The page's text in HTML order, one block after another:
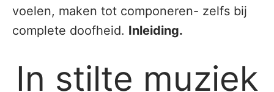
voelen, maken tot componeren- zelfs bij
complete doofheid. Inleiding.
In stilte muziek